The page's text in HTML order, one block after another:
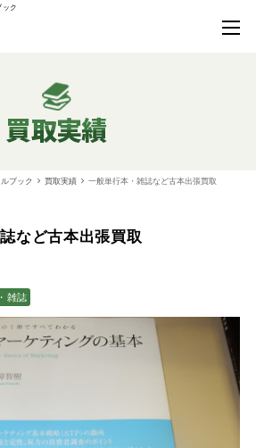
ク
買取実績
ブック 買取実績 一般単行本・雑誌など古本出張買取
など古本出張買取
雑誌